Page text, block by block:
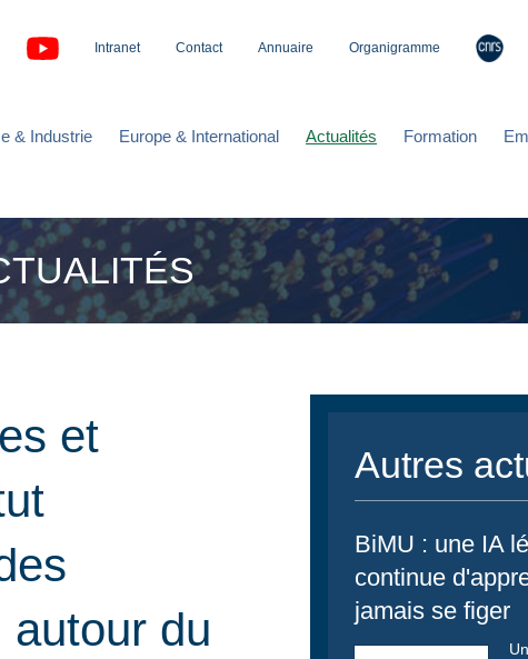
Intranet Contact Annuaire Organigramme
& Industrie Europe & International Actualités Formation
et
du
Autres
BiMU : une IA
continue
jamais se figer